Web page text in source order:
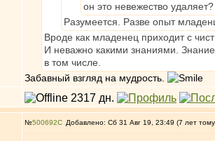
он это невежество
Разумеется. Разве опыт
Вроде как младенец приходит с
И неважно какими знаниями.
в том числе.
Забавный взгляд на мудрость.
№500692 Добавлено: Сб 31 Авг 19, 23:49 (7 лет